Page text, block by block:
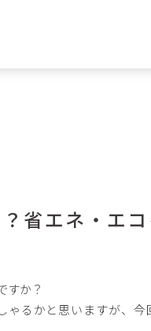
省エネ・エ
すか？
ゃるかと思いますが、